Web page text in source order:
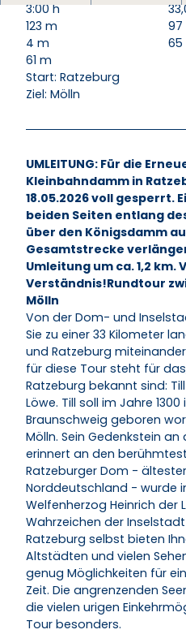
3:00 h
123 m
97
4 m
65
61 m
Start: Ratzeburg
Ziel: Mölln
UMLEITUNG: Für die
Kleinbahndamm in
18.05.2026 voll gesperrt.
beiden Seiten entlang
über den Königsdamm
Gesamtstrecke
Umleitung um ca. 1,2 km.
Verständnis!Rundtour
Mölln
Von der Dom- und
Sie zu einer 33 Kilometer
und Ratzeburg
für diese Tour steht für
Ratzeburg bekannt sind:
Löwe. Till soll im Jahre
Braunschweig geboren
Mölln. Sein Gedenkstein an
erinnert an den
Ratzeburger Dom -
Norddeutschland - wurde
Welfenherzog Heinrich der
Wahrzeichen der
Ratzeburg selbst bieten
Altstädten und vielen
genug Möglichkeiten für
Zeit. Die angrenzenden
die vielen urigen
Tour besonders.